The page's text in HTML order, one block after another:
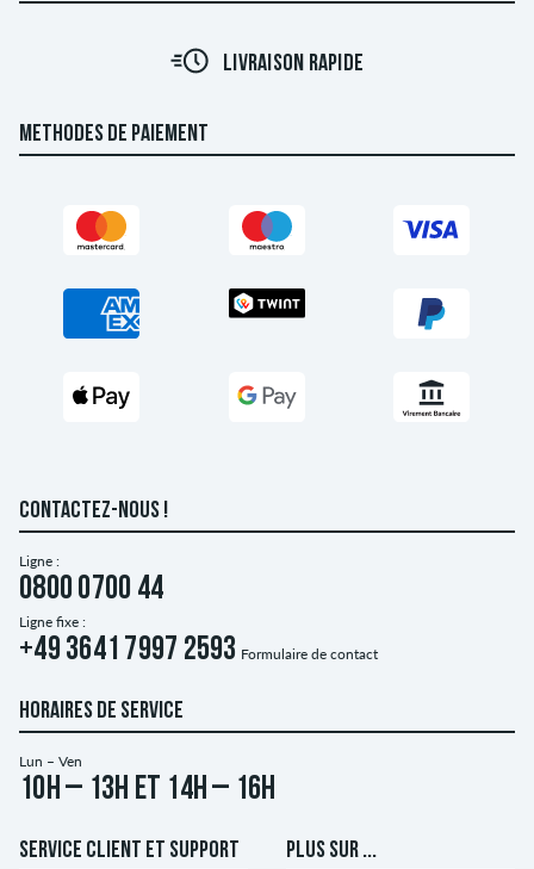
LIVRAISON RAPIDE
METHODES DE PAIEMENT
CONTACTEZ-NOUS !
Ligne :
0800 0700 44
Ligne fixe :
+49 3641 7997 2593 Formulaire de contact
HORAIRES DE SERVICE
Lun – Ven
10h – 13h et 14h – 16h
SERVICE CLIENT ET SUPPORT PLUS SUR ...